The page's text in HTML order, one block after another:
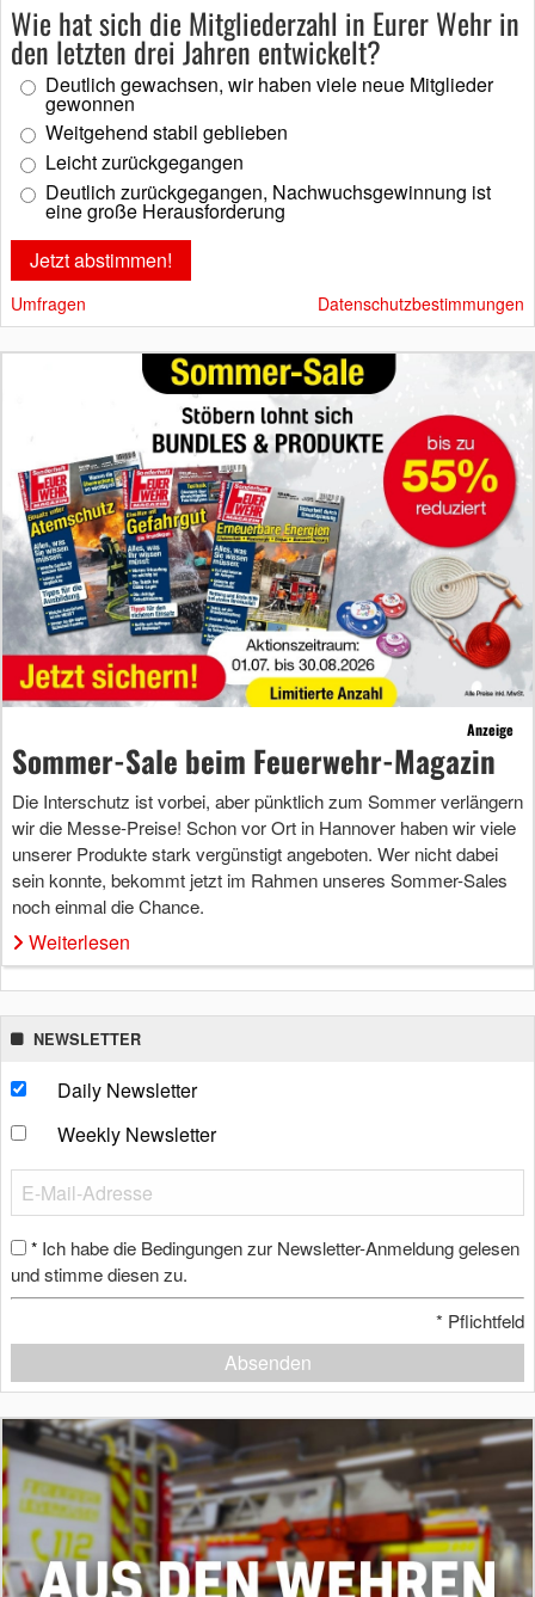
Wie hat sich die Mitgliederzahl in Eurer Wehr in
den letzten drei Jahren entwickelt?
Deutlich gewachsen, wir haben viele neue Mitglieder
gewonnen
Weitgehend stabil geblieben
Leicht zurückgegangen
Deutlich zurückgegangen, Nachwuchsgewinnung ist
eine große Herausforderung
Umfragen Datenschutzbestimmungen
Anzeige
Sommer-Sale beim Feuerwehr-Magazin
Die Interschutz ist vorbei, aber pünktlich zum Sommer verlängern
wir die Messe-Preise! Schon vor Ort in Hannover haben wir viele
unserer Produkte stark vergünstigt angeboten. Wer nicht dabei
sein konnte, bekommt jetzt im Rahmen unseres Sommer-Sales
noch einmal die Chance.
Weiterlesen
NEWSLETTER
Daily Newsletter
Weekly Newsletter
* Ich habe die Bedingungen zur Newsletter-Anmeldung gelesen
und stimme diesen zu.
* Pflichtfeld
Absenden